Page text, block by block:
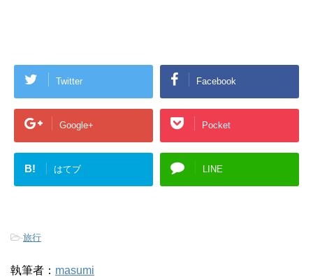
Twitter Facebook
Google+ Pocket
B! はてブ LINE
-旅行
執筆者： masumi